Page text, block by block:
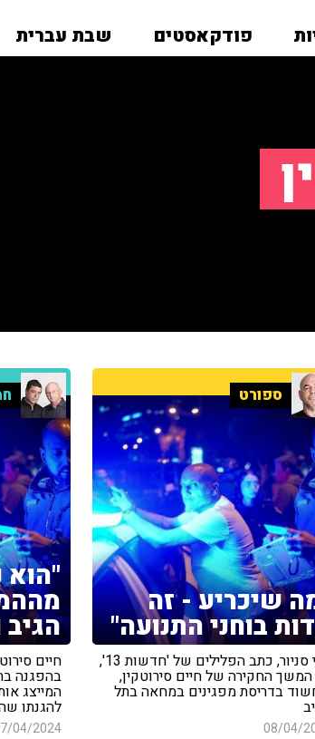
פודקאסטים שבת עברית
ספורט
שיכריע - זה
בוחני התנועה"
אלי סניור, כתב הפלילים של 'חדשות 13',
החקירה של חיים סירוטקין,
בדריסת מפגינים במחאה בתל
08/04/
"הוא
חיים
בהפגנה
המייצג
להגנתו
04/2024